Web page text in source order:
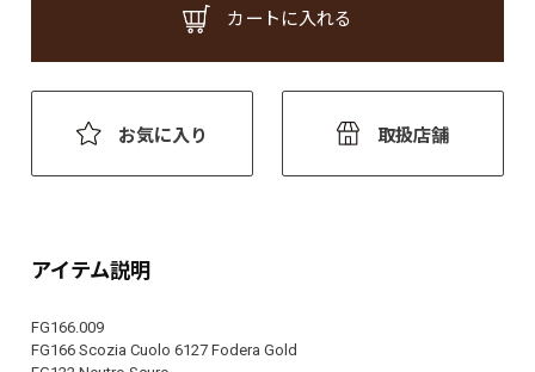
カートに入れる
お気に入り 取扱店舗
アイテム説明
FG166.009
FG166 Scozia Cuolo 6127 Fodera Gold